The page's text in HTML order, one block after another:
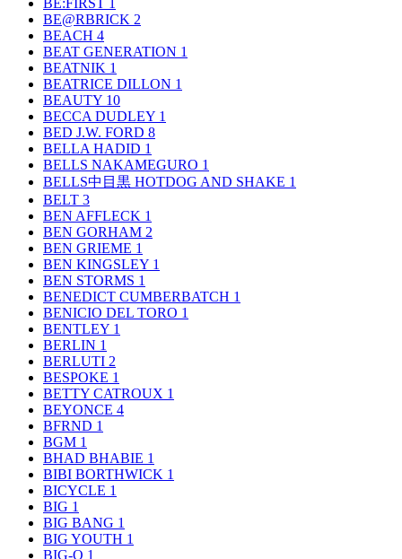
BE:FIRST 1
BE@RBRICK 2
BEACH 4
BEAT GENERATION 1
BEATNIK 1
BEATRICE DILLON 1
BEAUTY 10
BECCA DUDLEY 1
BED J.W. FORD 8
BELLA HADID 1
BELLS NAKAMEGURO 1
BELLS中目黒 HOTDOG AND SHAKE 1
BELT 3
BEN AFFLECK 1
BEN GORHAM 2
BEN GRIEME 1
BEN KINGSLEY 1
BEN STORMS 1
BENEDICT CUMBERBATCH 1
BENICIO DEL TORO 1
BENTLEY 1
BERLIN 1
BERLUTI 2
BESPOKE 1
BETTY CATROUX 1
BEYONCE 4
BFRND 1
BGM 1
BHAD BHABIE 1
BIBI BORTHWICK 1
BICYCLE 1
BIG 1
BIG BANG 1
BIG YOUTH 1
BIG-O 1